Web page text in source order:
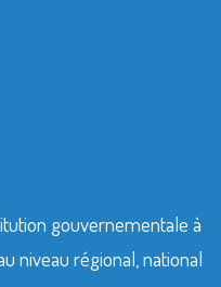
gouvernementale à
niveau régional, national